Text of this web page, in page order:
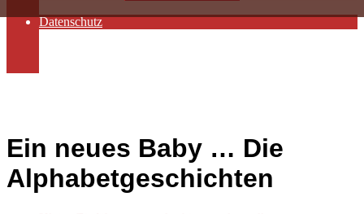
Datenschutz
Ein neues Baby … Die
Alphabetgeschichten